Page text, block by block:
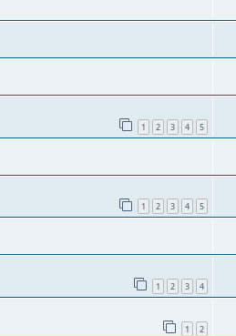
1 2 3 4 5
1 2 3 4 5
1 2 3 4
1 2